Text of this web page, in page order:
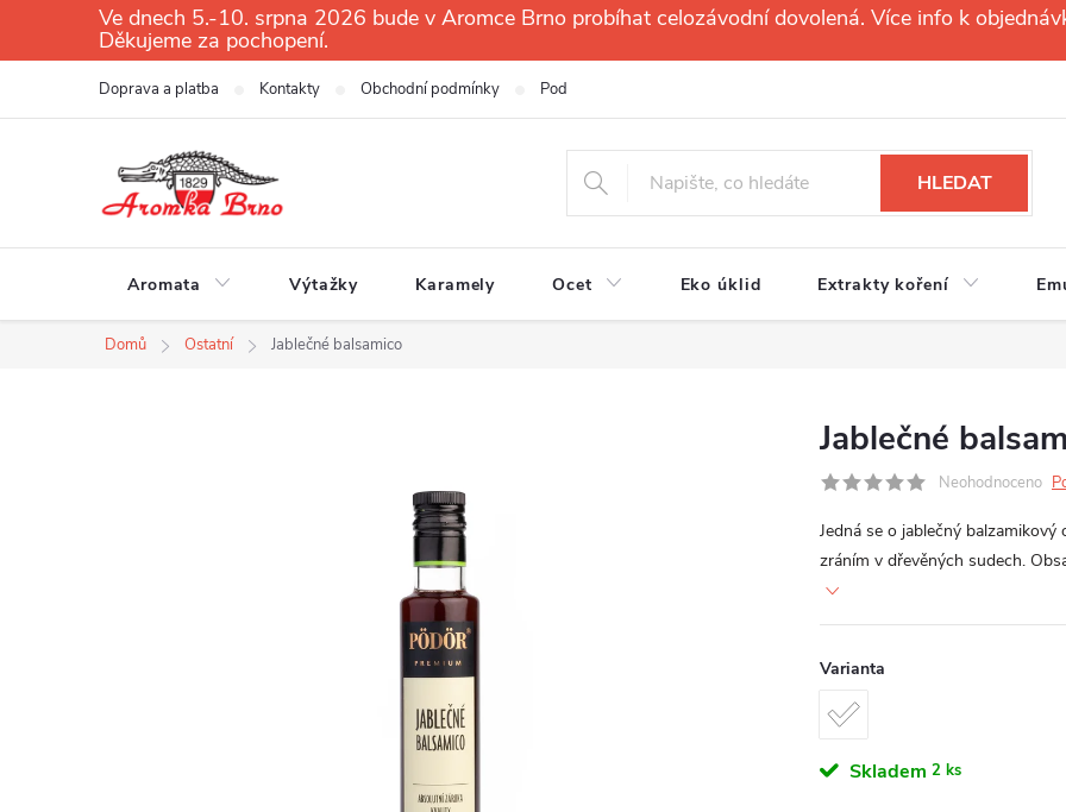
Ve dnech 5.-10. srpna 2026 bude v Aromce Brno probíhat celozávodní dovolená. Více info k
Děkujeme za pochopení.
Doprava a platba Kontakty Obchodní podmínky Podmínky ochrany osobních údajů
HLEDAT
Aromata Výtažky Karamely Ocet Eko úklid Extrakty koření
Domů Ostatní Jablečné balsamico
Jablečné
Neohodnoceno
Jedná se o jablečný
zráním v dřevěných sudech.
Varianta
Skladem 2 ks